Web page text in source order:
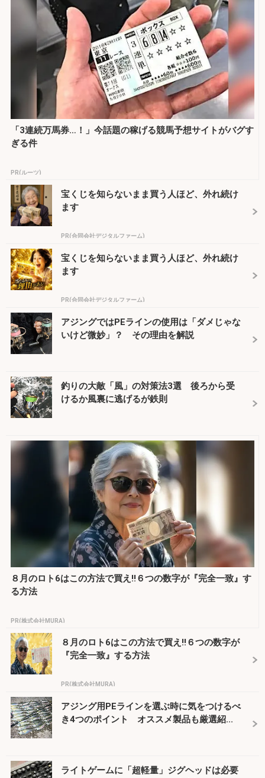
「3連続万馬券…！」今話題の稼げる競馬予想サイトがバグす
ぎる件
PR(ルーツ)
宝くじを知らないまま買う人ほど、外れ続け
ます
PR(合同会社デジタルファーム)
宝くじを知らないまま買う人ほど、外れ続け
ます
PR(合同会社デジタルファーム)
アジングではPEラインの使用は「ダメじゃな
いけど微妙」？ その理由を解説
釣りの大敵「風」の対策法3選 後ろから受
けるか風裏に逃げるが鉄則
８月のロト6はこの方法で買え!!６つの数字が『完全一致』す
る方法
PR(株式会社MURA)
８月のロト6はこの方法で買え!!６つの数字が
『完全一致』する方法
PR(株式会社MURA)
アジング用PEラインを選ぶ時に気をつけるべ
き4つのポイント オススメ製品も厳選紹...
ライトゲームに「超軽量」ジグヘッドは必要